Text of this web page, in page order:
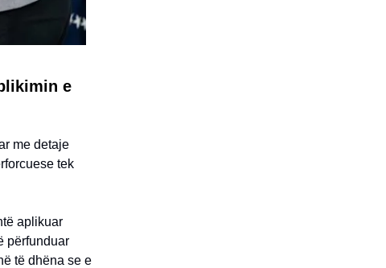
e
me detaje
tek
aplikuar
përfunduar
të dhëna se e